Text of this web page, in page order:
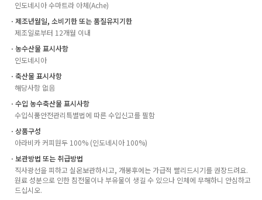
인도네시아 수마트라 아체(Ache)
ㆍ제조년월일, 소비기한 또는 품질유지기한
제조일로부터 12개월 이내
ㆍ농수산물 표시사항
인도네시아
ㆍ축산물 표시사항
해당사항 없음
ㆍ수입 농수축산물 표시사항
수입식품안전관리특별법에 따른 수입신고를 필함
ㆍ상품구성
아라비카 커피원두 100% (인도네시아 100%)
ㆍ보관방법 또는 취급방법
직사광선을 피하고 실온보관하시고, 개봉후에는 가급적 빨리드시기를 권장드려요.
원료 성분으로 인한 침전물이나 부유물이 생길 수 있으나 인체에 무해하니 안심하고
드십시오.